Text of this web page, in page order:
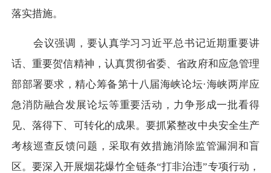
落实措施。
会议强调，要认真学习习近平总书记近期重要讲
话、重要贺信精神，认真贯彻省委、省政府和应急管理
部部署要求，精心筹备第十八届海峡论坛·海峡两岸应
急消防融合发展论坛等重要活动，力争形成一批看得
见、落得下、可转化的成果。要抓紧整改中央安全生产
考核巡查反馈问题，采取有效措施消除监管漏洞和盲
区。要深入开展烟花爆竹全链条“打非治违”专项行动，